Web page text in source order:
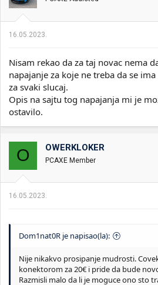
16.05.2023.
Nisam rekao da za taj novac nema
napajanje za koje ne treba da se
za svaki slucaj.
Opis na sajtu tog napajanja mi je
ostavilo.
O OWERKLOKER
PCAXE Member
16.05.2023.
Dom1nat0R je napisao(la):
Nije nikakvo prosipanje mudrosti.
konektorom za 20€ i pride da bude
Razmisli malo da li je moguce ono sto